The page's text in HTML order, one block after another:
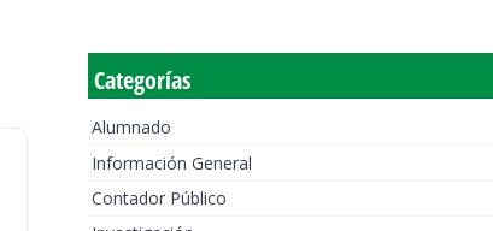
Categorías
Alumnado
Información General
Contador Público